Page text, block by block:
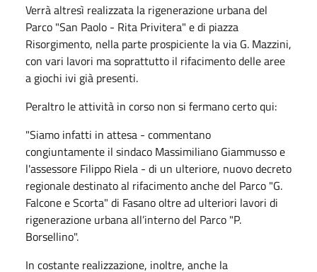
Verrà altresì realizzata la rigenerazione urbana del
Parco "San Paolo - Rita Privitera" e di piazza
Risorgimento, nella parte prospiciente la via G. Mazzini,
con vari lavori ma soprattutto il rifacimento delle aree
a giochi ivi già presenti.
Peraltro le attività in corso non si fermano certo qui:
"Siamo infatti in attesa - commentano
congiuntamente il sindaco Massimiliano Giammusso e
l'assessore Filippo Riela - di un ulteriore, nuovo decreto
regionale destinato al rifacimento anche del Parco "G.
Falcone e Scorta" di Fasano oltre ad ulteriori lavori di
rigenerazione urbana all’interno del Parco "P.
Borsellino".
In costante realizzazione, inoltre, anche la